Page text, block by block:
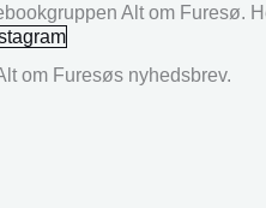
Alt om Furesø.
om Furesøs nyhedsbrev.